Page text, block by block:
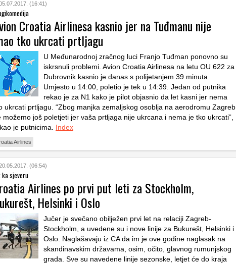
(16:41)
Croatia Airlinesa kasnio jer na Tuđmanu nije
tko ukrcati prtljagu
U Međunarodnoj zračnog luci Franjo Tuđman ponovno su
iskrsnuli problemi. Avion Croatia Airlinesa na letu OU 622 za
Dubrovnik kasnio je danas s polijetanjem 39 minuta.
Umjesto u 14:00, poletio je tek u 14:39. Jedan od putnika
rekao je za N1 kako je pilot objasnio da let kasni jer nema
ukrcati prtljagu. “Zbog manjka zemaljskog osoblja na aerodromu Zagreb
možemo još poletjeti jer vaša prtljaga nije ukrcana i nema je tko ukrcati”,
je putnicima. Index
Airlines
(06:54)
ka sjeveru
Airlines po prvi put leti za Stockholm,
Helsinki i Oslo
Jučer je svečano obilježen prvi let na relaciji Zagreb-
Stockholm, a uvedene su i nove linije za Bukurešt, Helsinki i
Oslo. Naglašavaju iz CA da im je ove godine naglasak na
skandinavskim državama, osim, očito, glavnog rumunjskog
grada. Sve su navedene linije sezonske, letjet će do kraja